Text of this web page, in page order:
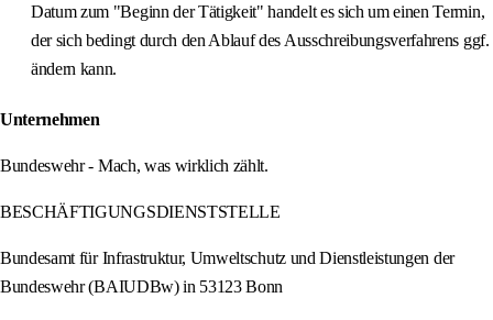
Datum zum "Beginn der Tätigkeit" handelt es sich um einen Termin,
der sich bedingt durch den Ablauf des Ausschreibungsverfahrens ggf.
ändern kann.
Unternehmen
Bundeswehr - Mach, was wirklich zählt.
BESCHÄFTIGUNGSDIENSTSTELLE
Bundesamt für Infrastruktur, Umweltschutz und Dienstleistungen der
Bundeswehr (BAIUDBw) in 53123 Bonn